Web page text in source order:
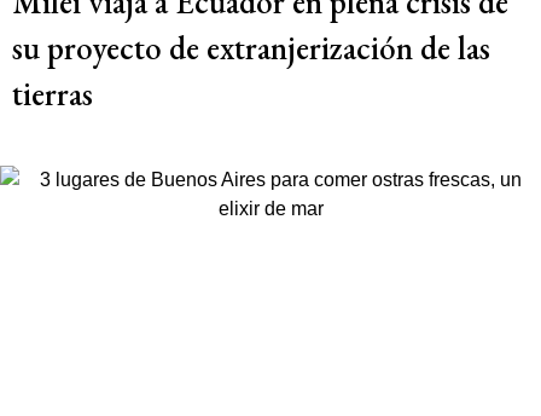
su proyecto de extranjerización de las
tierras